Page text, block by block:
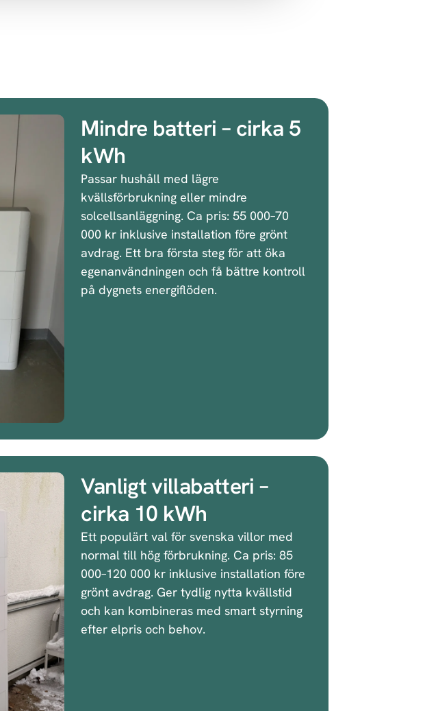
Mindre batteri – cirka 5
kWh
Passar hushåll med lägre
kvällsförbrukning eller mindre
solcellsanläggning. Ca pris: 55 000–70
000 kr inklusive installation före grönt
avdrag. Ett bra första steg för att öka
egenanvändningen och få bättre kontroll
på dygnets energiflöden.
Vanligt villabatteri –
cirka 10 kWh
Ett populärt val för svenska villor med
normal till hög förbrukning. Ca pris: 85
000–120 000 kr inklusive installation före
grönt avdrag. Ger tydlig nytta kvällstid
och kan kombineras med smart styrning
efter elpris och behov.